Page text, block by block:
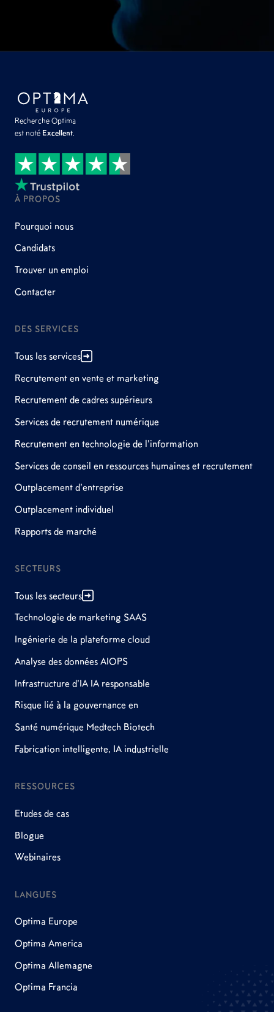
Recherche Optima
est noté Excellent.
À PROPOS
Pourquoi nous
Candidats
Trouver un emploi
Contacter
DES SERVICES
Tous les services
Recrutement en vente et marketing
Recrutement de cadres supérieurs
Services de recrutement numérique
Recrutement en technologie de l'information
Services de conseil en ressources humaines et recrutement
Outplacement d'entreprise
Outplacement individuel
Rapports de marché
SECTEURS
Tous les secteurs
Technologie de marketing SAAS
Ingénierie de la plateforme cloud
Analyse des données AIOPS
Infrastructure d'IA IA responsable
Risque lié à la gouvernance en
Santé numérique Medtech Biotech
Fabrication intelligente, IA industrielle
RESSOURCES
Etudes de cas
Blogue
Webinaires
LANGUES
Optima Europe
Optima America
Optima Allemagne
Optima Francia